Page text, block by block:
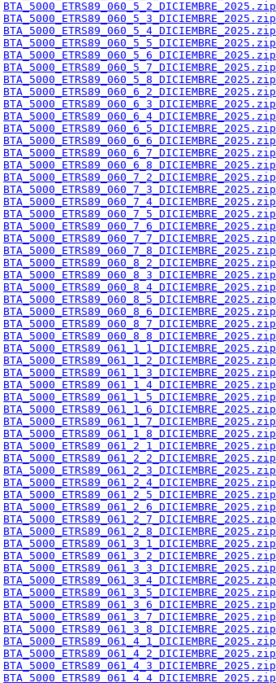
BTA_5000_ETRS89_060_5_2_DICIEMBRE_2025.zip
BTA_5000_ETRS89_060_5_3_DICIEMBRE_2025.zip
BTA_5000_ETRS89_060_5_4_DICIEMBRE_2025.zip
BTA_5000_ETRS89_060_5_5_DICIEMBRE_2025.zip
BTA_5000_ETRS89_060_5_6_DICIEMBRE_2025.zip
BTA_5000_ETRS89_060_5_7_DICIEMBRE_2025.zip
BTA_5000_ETRS89_060_5_8_DICIEMBRE_2025.zip
BTA_5000_ETRS89_060_6_2_DICIEMBRE_2025.zip
BTA_5000_ETRS89_060_6_3_DICIEMBRE_2025.zip
BTA_5000_ETRS89_060_6_4_DICIEMBRE_2025.zip
BTA_5000_ETRS89_060_6_5_DICIEMBRE_2025.zip
BTA_5000_ETRS89_060_6_6_DICIEMBRE_2025.zip
BTA_5000_ETRS89_060_6_7_DICIEMBRE_2025.zip
BTA_5000_ETRS89_060_6_8_DICIEMBRE_2025.zip
BTA_5000_ETRS89_060_7_2_DICIEMBRE_2025.zip
BTA_5000_ETRS89_060_7_3_DICIEMBRE_2025.zip
BTA_5000_ETRS89_060_7_4_DICIEMBRE_2025.zip
BTA_5000_ETRS89_060_7_5_DICIEMBRE_2025.zip
BTA_5000_ETRS89_060_7_6_DICIEMBRE_2025.zip
BTA_5000_ETRS89_060_7_7_DICIEMBRE_2025.zip
BTA_5000_ETRS89_060_7_8_DICIEMBRE_2025.zip
BTA_5000_ETRS89_060_8_2_DICIEMBRE_2025.zip
BTA_5000_ETRS89_060_8_3_DICIEMBRE_2025.zip
BTA_5000_ETRS89_060_8_4_DICIEMBRE_2025.zip
BTA_5000_ETRS89_060_8_5_DICIEMBRE_2025.zip
BTA_5000_ETRS89_060_8_6_DICIEMBRE_2025.zip
BTA_5000_ETRS89_060_8_7_DICIEMBRE_2025.zip
BTA_5000_ETRS89_060_8_8_DICIEMBRE_2025.zip
BTA_5000_ETRS89_061_1_1_DICIEMBRE_2025.zip
BTA_5000_ETRS89_061_1_2_DICIEMBRE_2025.zip
BTA_5000_ETRS89_061_1_3_DICIEMBRE_2025.zip
BTA_5000_ETRS89_061_1_4_DICIEMBRE_2025.zip
BTA_5000_ETRS89_061_1_5_DICIEMBRE_2025.zip
BTA_5000_ETRS89_061_1_6_DICIEMBRE_2025.zip
BTA_5000_ETRS89_061_1_7_DICIEMBRE_2025.zip
BTA_5000_ETRS89_061_1_8_DICIEMBRE_2025.zip
BTA_5000_ETRS89_061_2_1_DICIEMBRE_2025.zip
BTA_5000_ETRS89_061_2_2_DICIEMBRE_2025.zip
BTA_5000_ETRS89_061_2_3_DICIEMBRE_2025.zip
BTA_5000_ETRS89_061_2_4_DICIEMBRE_2025.zip
BTA_5000_ETRS89_061_2_5_DICIEMBRE_2025.zip
BTA_5000_ETRS89_061_2_6_DICIEMBRE_2025.zip
BTA_5000_ETRS89_061_2_7_DICIEMBRE_2025.zip
BTA_5000_ETRS89_061_2_8_DICIEMBRE_2025.zip
BTA_5000_ETRS89_061_3_1_DICIEMBRE_2025.zip
BTA_5000_ETRS89_061_3_2_DICIEMBRE_2025.zip
BTA_5000_ETRS89_061_3_3_DICIEMBRE_2025.zip
BTA_5000_ETRS89_061_3_4_DICIEMBRE_2025.zip
BTA_5000_ETRS89_061_3_5_DICIEMBRE_2025.zip
BTA_5000_ETRS89_061_3_6_DICIEMBRE_2025.zip
BTA_5000_ETRS89_061_3_7_DICIEMBRE_2025.zip
BTA_5000_ETRS89_061_3_8_DICIEMBRE_2025.zip
BTA_5000_ETRS89_061_4_1_DICIEMBRE_2025.zip
BTA_5000_ETRS89_061_4_2_DICIEMBRE_2025.zip
BTA_5000_ETRS89_061_4_3_DICIEMBRE_2025.zip
BTA_5000_ETRS89_061_4_4_DICIEMBRE_2025.zip